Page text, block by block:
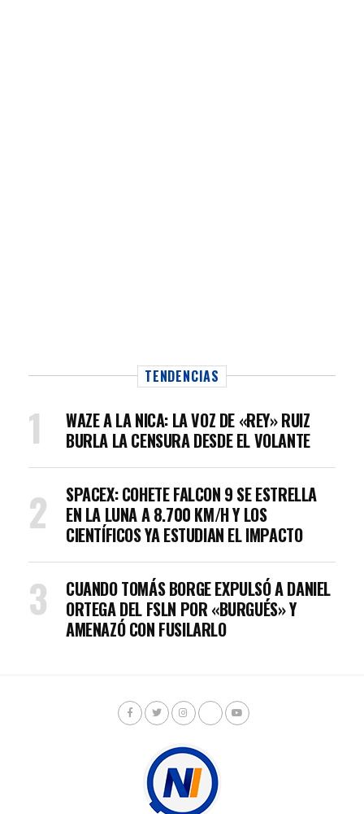
TENDENCIAS
WAZE A LA NICA: LA VOZ DE «REY» RUIZ
BURLA LA CENSURA DESDE EL VOLANTE
SPACEX: COHETE FALCON 9 SE ESTRELLA
EN LA LUNA A 8.700 KM/H Y LOS
CIENTÍFICOS YA ESTUDIAN EL IMPACTO
CUANDO TOMÁS BORGE EXPULSÓ A DANIEL
ORTEGA DEL FSLN POR «BURGUÉS» Y
AMENAZÓ CON FUSILARLO